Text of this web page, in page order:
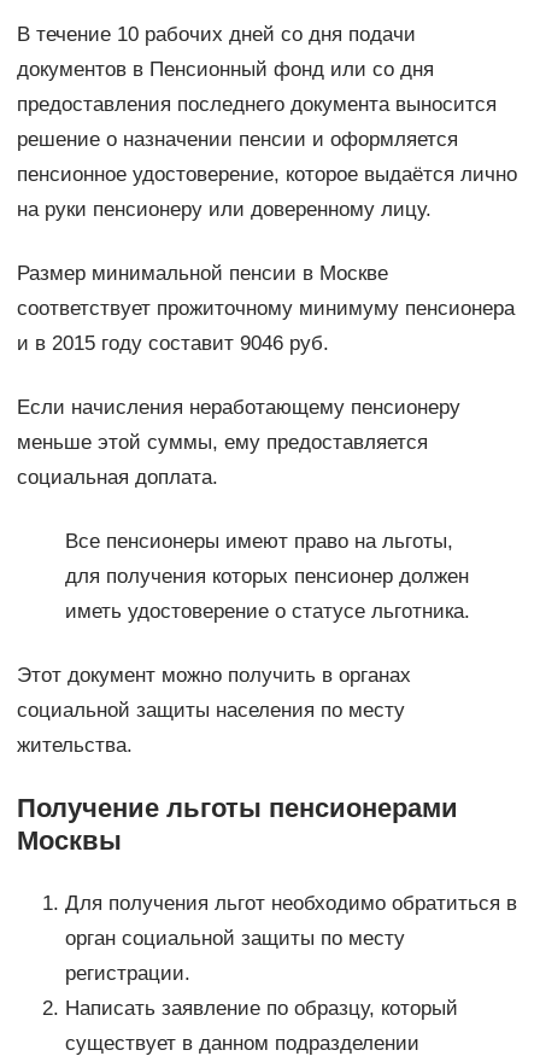
В течение 10 рабочих дней со дня подачи
документов в Пенсионный фонд или со дня
предоставления последнего документа выносится
решение о назначении пенсии и оформляется
пенсионное удостоверение, которое выдаётся лично
на руки пенсионеру или доверенному лицу.
Размер минимальной пенсии в Москве
соответствует прожиточному минимуму пенсионера
и в 2015 году составит 9046 руб.
Если начисления неработающему пенсионеру
меньше этой суммы, ему предоставляется
социальная доплата.
Все пенсионеры имеют право на льготы,
для получения которых пенсионер должен
иметь удостоверение о статусе льготника.
Этот документ можно получить в органах
социальной защиты населения по месту
жительства.
Получение льготы пенсионерами
Москвы
Для получения льгот необходимо обратиться в
орган социальной защиты по месту
регистрации.
Написать заявление по образцу, который
существует в данном подразделении